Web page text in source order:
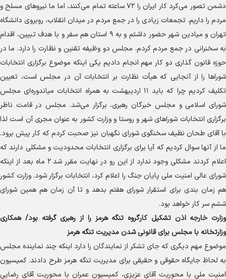
دشمن تصور می‌کرد کار ایران را ۷۲ ساعته تمام می‌کنند، اما ما نیرو‌های مسلح و
مردم را داریم. تجمعات زیادی را در جمع مردم در میدان انقلاب، روبروی دانشگاه
تهران و میادین شهر حضور داشتم و به ۹ استان هم سفر و با هدف تبیین، اقدام
به سخنرانی در جمع مردم کردم. مجلس دو وظیفه تقنین و نظارت را دارد. ما در
حوزه قانون گذاری دو کار مهم انجام دادیم یکی اینکه موضوع برگزاری انتخابات
شورا‌ها را از آنجایی که هیأت نظارت بر انتخابات آن در مجلس است، تعیین
تکلیف کردیم چرا که باید ۱۱ اردیبهشت به همراه انتخابات میاندوره‌ای مجلس
شورای اسلامی و مجلس خبرگان رهبری، برگزار می‌شد. مجلس در قامت ناظر
برگزاری انتخابات شورا‌های شهر و روستا و وزارت کشور به عنوان مجری آن است لذا
با آقای طحان نظیف سخنگوی شورای نگهبان نیز صحبت کردم که کار پیش برود.
ما از آنها سوال کردیم که آیا برای برگزاری انتخابات محدودیت و مشکلی دارند که
اعلام کردند مشکلی وجود ندارد از این رو در نهایت مقرر شد ۲ ماه بعد از اینکه
شورای عالی امنیت ملی پایان جنگ را اعلام کرد، انتخابات برگزار شود. وزارت کشور
هم زمان بندی برای استقرار شورای هفتم بدهد و تا آن زمان هم همین شورای
ششم سر کار خواهد بود.
وزارت خارجه اذن تشکیل کارگروه تنگه هرمز را از رهبری گرفته بود/ همکاری
وزارتخانه با مجلس برای قانونی شدن مدیریت تنگه هرمز
موضوع مهم دیگری که جای تشکر از نمایندگان را دارد اینکه چند نماینده مجلس
به لحاظ جایگاه حقوقی و حقیقی برای مدیریت تنگه هرمز طرح دادند. کمیسیون
امنیت ملی با محوریت آقای عزیزی، کمیسیون عمران با محوریت آقای رضایی